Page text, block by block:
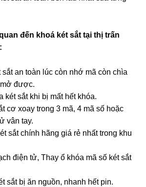
đến khoá két sắt tại thị trấn
sắt an toàn lúc còn nhớ mã còn chìa
được.
két sắt khi bị mất hết khóa.
cơ xoay trong 3 mã, 4 mã số hoặc
vân tay.
sắt chính hãng giá rẻ nhất trong khu
điện tử, Thay ổ khóa mã số két sắt
sắt bị ăn nguồn, nhanh hết pin.